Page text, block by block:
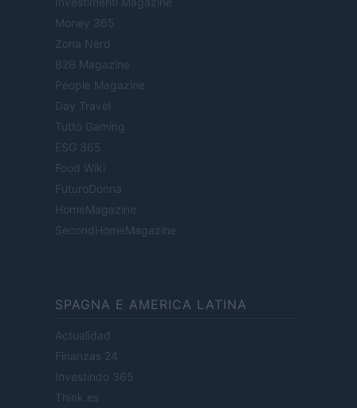
Money 365
Zona Nerd
B2B Magazine
People Magazine
Day Travel
Tutto Gaming
ESG 365
Food Wiki
FuturoDonna
HomeMagazine
SecondHomeMagazine
SPAGNA E AMERICA LATINA
Actualidad
Finanzas 24
Investindo 365
Think.es